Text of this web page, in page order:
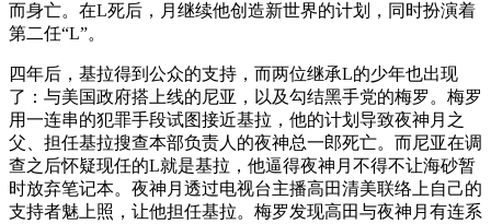
而身亡。在L死后，月继续他创造新世界的计划，同时扮演着
第二任“L”。
四年后，基拉得到公众的支持，而两位继承L的少年也出现
了：与美国政府搭上线的尼亚，以及勾结黑手党的梅罗。梅罗
用一连串的犯罪手段试图接近基拉，他的计划导致夜神月之
父、担任基拉搜查本部负责人的夜神总一郎死亡。而尼亚在调
查之后怀疑现任的L就是基拉，他逼得夜神月不得不让海砂暂
时放弃笔记本。夜神月透过电视台主播高田清美联络上自己的
支持者魅上照，让他担任基拉。梅罗发现高田与夜神月有连系